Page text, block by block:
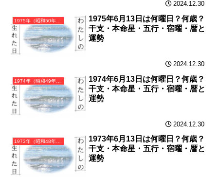
2024.12.30
1975年（昭和50年）乙卯（きのとう）・卯年（うさぎ年）カレンダー（月曜はじまり）
1975年6月13日は何曜日？何歳？
干支・本命星・五行・宿曜・暦と
運勢
2024.12.30
1974年（昭和49年）甲寅（きのえとら）・寅年（とら年）カレンダー（月曜はじまり）
1974年6月13日は何曜日？何歳？
干支・本命星・五行・宿曜・暦と
運勢
2024.12.30
1973年（昭和48年）癸丑（みずのとうし）・丑年（うし年）カレンダー（月曜はじまり）
1973年6月13日は何曜日？何歳？
干支・本命星・五行・宿曜・暦と
運勢